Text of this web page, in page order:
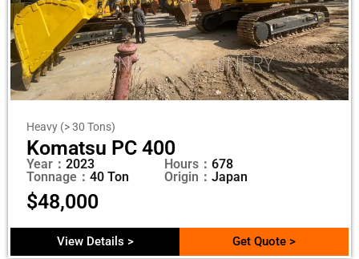
Heavy (> 30 Tons)
Komatsu PC 400
Year： 2023
Tonnage： 40 Ton
Hours： 678
Origin： Japan
$48,000
View Details > Get Quote >